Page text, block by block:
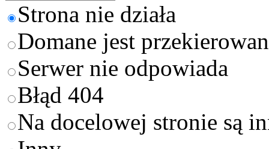
Strona nie działa
Domane jest
Serwer nie odpowiada
Błąd 404
Na docelowej stronie są